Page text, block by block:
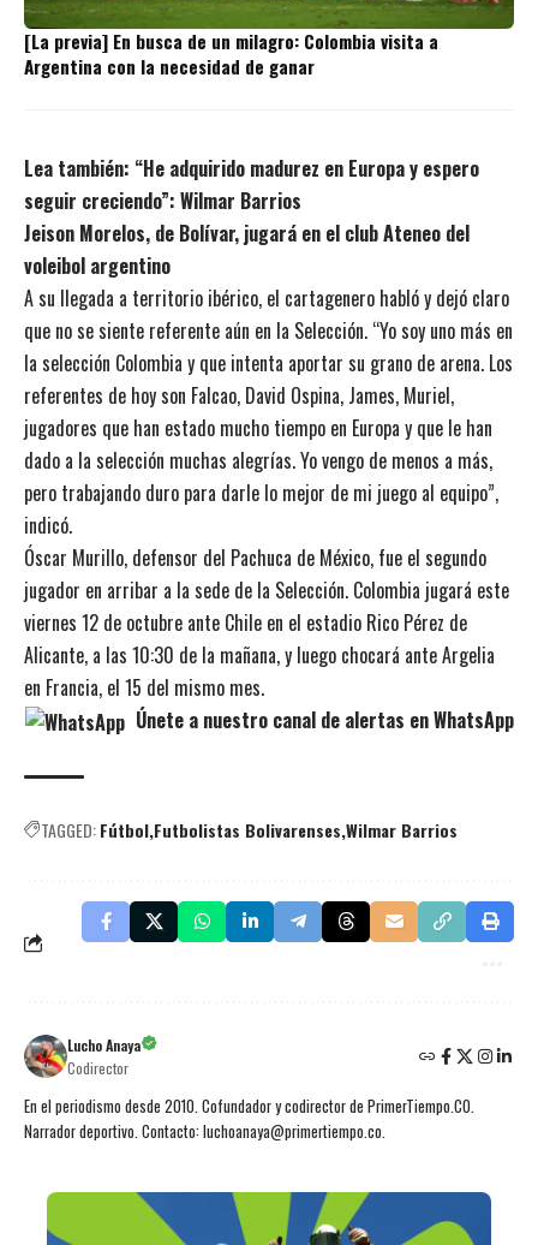
[La previa] En busca de un milagro: Colombia visita a
Argentina con la necesidad de ganar
Lea también: “He adquirido madurez en Europa y espero
seguir creciendo”: Wilmar Barrios
Jeison Morelos, de Bolívar, jugará en el club Ateneo del
voleibol argentino
A su llegada a territorio ibérico, el cartagenero habló y dejó claro
que no se siente referente aún en la Selección. “Yo soy uno más en
la selección Colombia y que intenta aportar su grano de arena. Los
referentes de hoy son Falcao, David Ospina, James, Muriel,
jugadores que han estado mucho tiempo en Europa y que le han
dado a la selección muchas alegrías. Yo vengo de menos a más,
pero trabajando duro para darle lo mejor de mi juego al equipo”,
indicó.
Óscar Murillo, defensor del Pachuca de México, fue el segundo
jugador en arribar a la sede de la Selección. Colombia jugará este
viernes 12 de octubre ante Chile en el estadio Rico Pérez de
Alicante, a las 10:30 de la mañana, y luego chocará ante Argelia
en Francia, el 15 del mismo mes.
Únete a nuestro canal de alertas en WhatsApp
TAGGED:Fútbol Futbolistas Bolivarenses Wilmar Barrios
Lucho Anaya
Codirector
En el periodismo desde 2010. Cofundador y codirector de PrimerTiempo.CO.
Narrador deportivo. Contacto: luchoanaya@primertiempo.co.